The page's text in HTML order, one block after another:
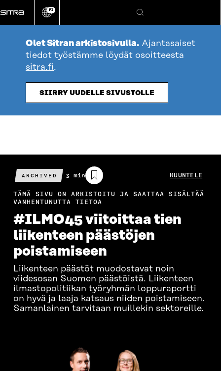
suoraan
sisältöön
Vaihda
kieli
FI
Hae
Olet Sitran arkistosivulla. Ajantasaiset
tiedot työstämme löydät osoitteesta
sitra.fi.
SIIRRY UUDELLE SIVUSTOLLE
ARCHIVED
Arvioitu
lukuaika
3 min KUUNTELE
TÄMÄ SIVU ON ARKISTOITU JA SAATTAA SISÄLTÄÄ
VANHENTUNUTTA TIETOA
#ILMO45 viitoittaa tien
liikenteen päästöjen
poistamiseen
Liikenteen päästöt muodostavat noin
viidesosan Suomen päästöistä. Liikenteen
ilmastopolitiikan työryhmän loppuraportti
on hyvä ja laaja katsaus niiden poistamiseen.
Samanlainen tarvitaan muillekin sektoreille.